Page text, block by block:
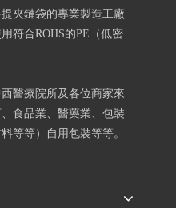
夾鏈袋的專業製造工廠
符合ROHS的PE（低密
醫療院所及各位商家來
食品業、醫藥業、包裝
等等）自用包裝等等。